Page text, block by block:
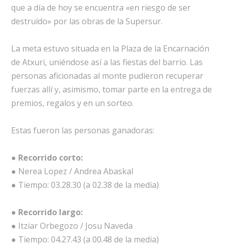
que a día de hoy se encuentra «en riesgo de ser
destruído» por las obras de la Supersur.
La meta estuvo situada en la Plaza de la Encarnación
de Atxuri, uniéndose así a las fiestas del barrio. Las
personas aficionadas al monte pudieron recuperar
fuerzas allí y, asimismo, tomar parte en la entrega de
premios, regalos y en un sorteo.
Estas fueron las personas ganadoras:
● Recorrido corto:
● Nerea Lopez / Andrea Abaskal
● Tiempo: 03.28.30 (a 02.38 de la media)
● Recorrido largo:
● Itziar Orbegozo / Josu Naveda
● Tiempo: 04.27.43 (a 00.48 de la media)